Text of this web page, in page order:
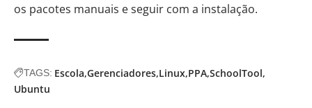
os pacotes manuais e seguir com a instalação.
TAGS: Escola Gerenciadores Linux PPA SchoolTool
Ubuntu